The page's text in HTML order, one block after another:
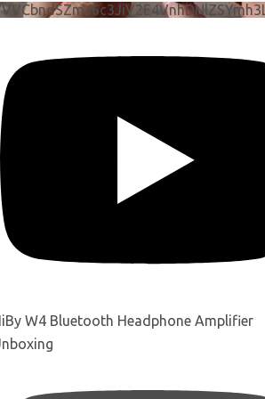
W4 Bluetooth Headphone Amplifier